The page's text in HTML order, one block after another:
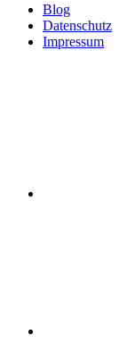
Blog
Datenschutz
Impressum